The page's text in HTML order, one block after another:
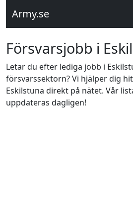
Army.se
Försvarsjobb i
Letar du efter lediga jobb i
försvarssektorn? Vi hjälper dig
Eskilstuna direkt på nätet. Vår
uppdateras dagligen!